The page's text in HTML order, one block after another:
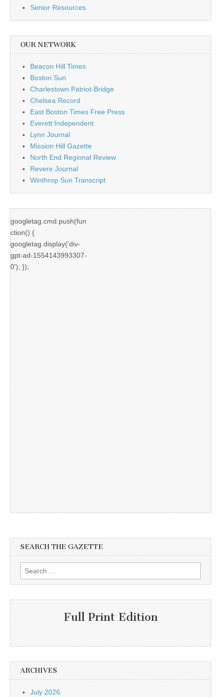
Senior Resources
OUR NETWORK
Beacon Hill Times
Boston Sun
Charlestown Patriot-Bridge
Chelsea Record
East Boston Times Free Press
Everett Independent
Lynn Journal
Mission Hill Gazette
North End Regional Review
Revere Journal
Winthrop Sun Transcript
googletag.cmd.push(fun
ction() {
googletag.display('div-
gpt-ad-1554143993307-
0'); });
SEARCH THE GAZETTE
Search
for:
Full Print Edition
ARCHIVES
July 2026